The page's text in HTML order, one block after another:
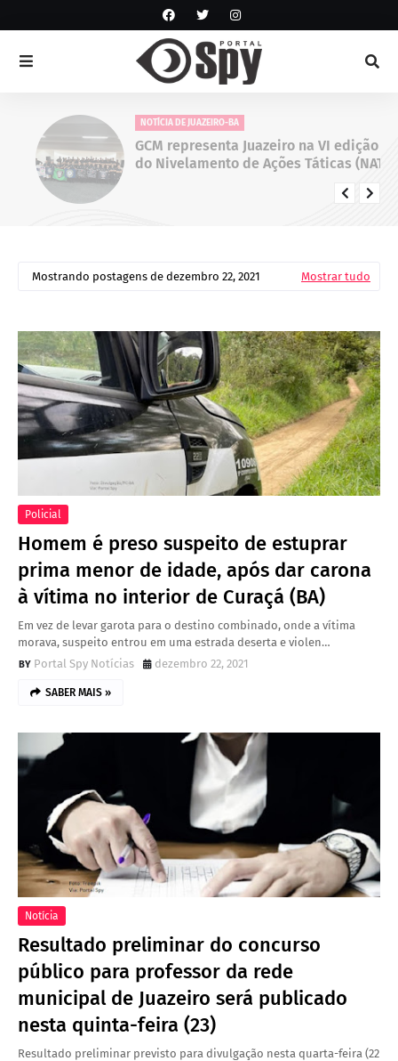
NOTÍCIA DE JUAZEIRO-BA
GCM representa Juazeiro na VI edição
do Nivelamento de Ações Táticas (NAT-
ROMU), em Cabo de Santo Agostinho
Mostrando postagens de dezembro 22, 2021 Mostrar tudo
Policial
Homem é preso suspeito de estuprar
prima menor de idade, após dar carona
à vítima no interior de Curaçá (BA)
Em vez de levar garota para o destino combinado, onde a vítima
morava, suspeito entrou em uma estrada deserta e violen…
Portal Spy Notícias
dezembro 22, 2021
SABER MAIS »
Notícia
Resultado preliminar do concurso
público para professor da rede
municipal de Juazeiro será publicado
nesta quinta-feira (23)
Resultado preliminar previsto para divulgação nesta quarta-feira (22